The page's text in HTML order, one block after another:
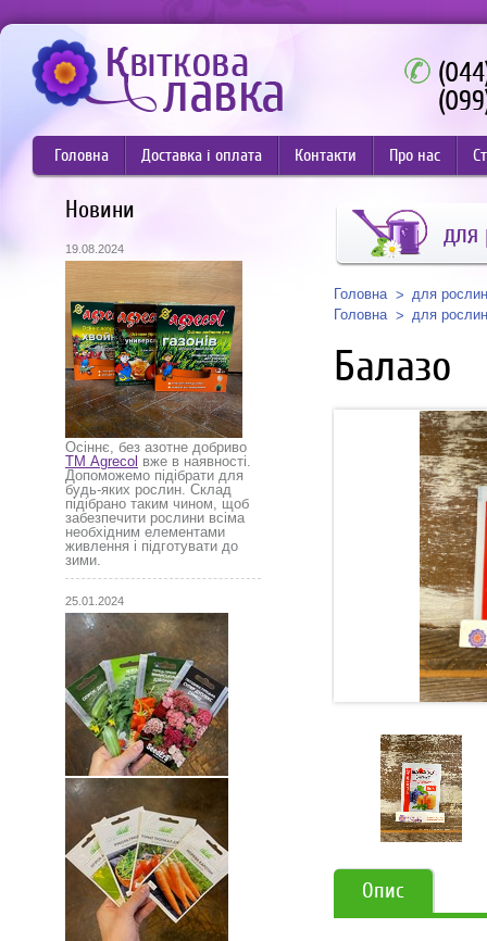
Головна Доставка і оплата Контакти Про нас
Новини
19.08.2024
Осіннє, без азотне добриво
ТМ Agrecol вже в наявності.
Допоможемо підібрати для
будь-яких рослин. Склад
підібрано таким чином, щоб
забезпечити рослини всіма
необхідним елементами
живлення і підготувати до
зими.
25.01.2024
для
Головна
для рослин
Головна
для рослин
Балазо
Опис